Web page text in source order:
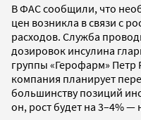
В ФАС сообщили, что
цен возникла в связи с
расходов. Служба
дозировок инсулина
группы «Герофарм» Петр
компания планирует
большинству позиций
он, рост будет на 3–4%